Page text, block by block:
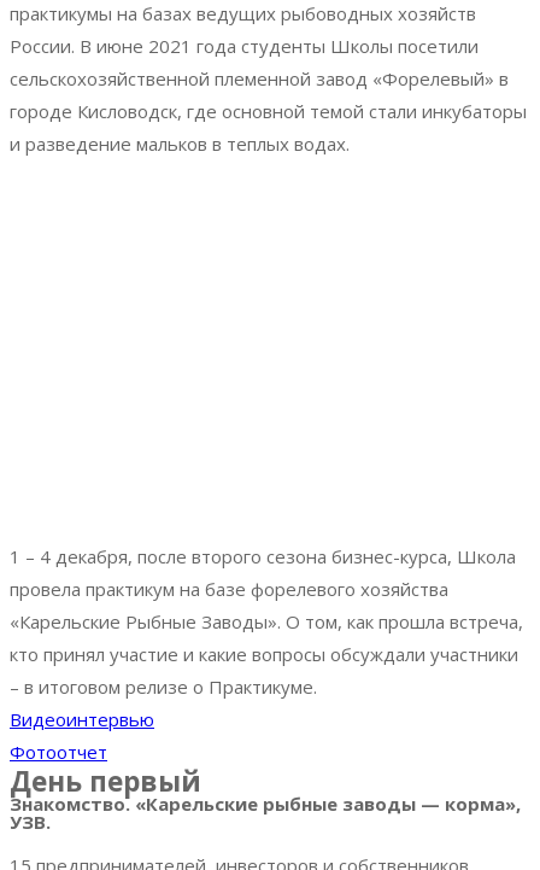
практикумы на базах ведущих рыбоводных хозяйств
России. В июне 2021 года студенты Школы посетили
сельскохозяйственной племенной завод «Форелевый» в
городе Кисловодск, где основной темой стали инкубаторы
и разведение мальков в теплых водах.
1 – 4 декабря, после второго сезона бизнес-курса, Школа
провела практикум на базе форелевого хозяйства
«Карельские Рыбные Заводы». О том, как прошла встреча,
кто принял участие и какие вопросы обсуждали участники
– в итоговом релизе о Практикуме.
Видеоинтервью
Фотоотчет
День первый
Знакомство. «Карельские рыбные заводы — корма»,
УЗВ.